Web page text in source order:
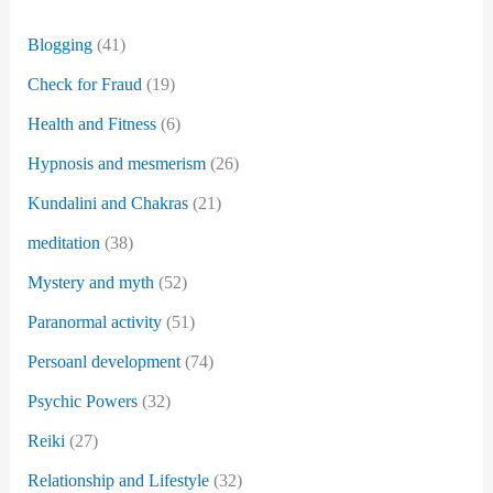
Blogging(41)
Check for Fraud (19)
Health and Fitness(6)
Hypnosis and mesmerism(26)
Kundalini and Chakras(21)
meditation (38)
Mystery and myth (52)
Paranormal activity(51)
Persoanl development(74)
Psychic Powers(32)
Reiki (27)
Relationship and Lifestyle(32)